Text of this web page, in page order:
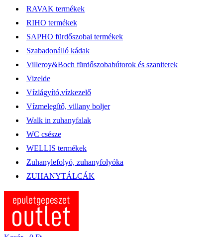
RAVAK termékek
RIHO termékek
SAPHO fürdőszobai termékek
Szabadonálló kádak
Villeroy&Boch fürdőszobabútorok és szaniterek
Vizelde
Vízlágyító,vízkezelő
Vízmelegítő, villany boljer
Walk in zuhanyfalak
WC csésze
WELLIS termékek
Zuhanylefolyó, zuhanyfolyóka
ZUHANYTÁLCÁK